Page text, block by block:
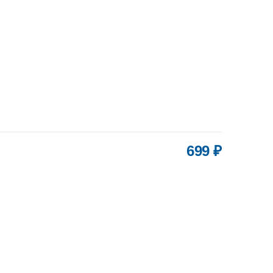
699 ₽